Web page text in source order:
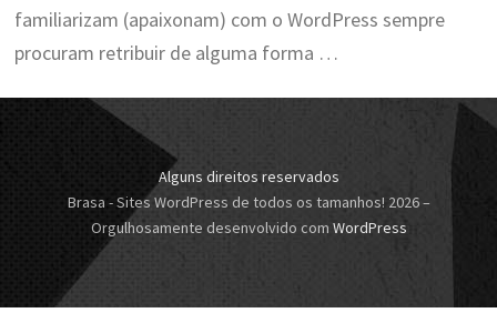
familiarizam (apaixonam) com o WordPress sempre
procuram retribuir de alguma forma …
Alguns direitos reservados
Brasa - Sites WordPress de todos os tamanhos! 2026–
Orgulhosamente desenvolvido com WordPress